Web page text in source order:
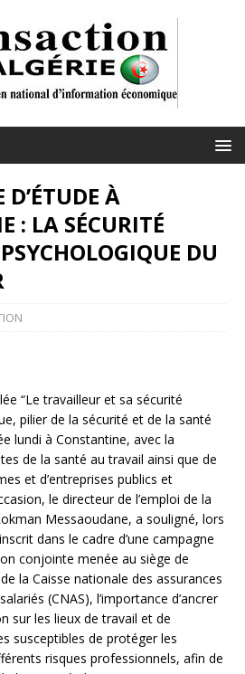
D’ÉTUDE À
: LA SÉCURITÉ
DU
“Le travailleur et sa sécurité
pilier de la sécurité et de la santé
lundi à Constantine, avec la
de la santé au travail ainsi que de
et d’entreprises publics et
le directeur de l’emploi de la
Messaoudane, a souligné, lors
dans le cadre d’une campagne
conjointe menée au siège de
la Caisse nationale des assurances
(CNAS), l’importance d’ancrer
sur les lieux de travail et de
susceptibles de protéger les
risques professionnels, afin de